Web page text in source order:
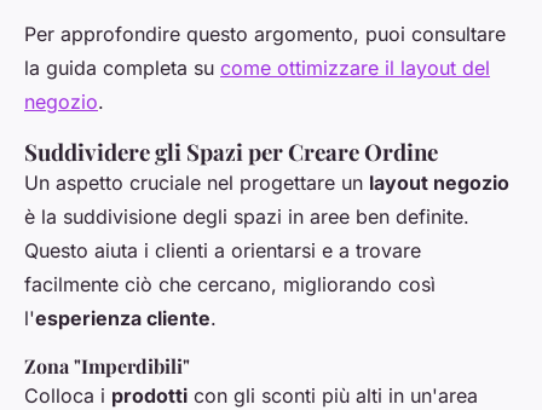
Per approfondire questo argomento, puoi consultare
la guida completa su come ottimizzare il layout del
negozio.
Suddividere gli Spazi per Creare Ordine
Un aspetto cruciale nel progettare un layout negozio
è la suddivisione degli spazi in aree ben definite.
Questo aiuta i clienti a orientarsi e a trovare
facilmente ciò che cercano, migliorando così
l'esperienza cliente.
Zona "Imperdibili"
Colloca i prodotti con gli sconti più alti in un'area